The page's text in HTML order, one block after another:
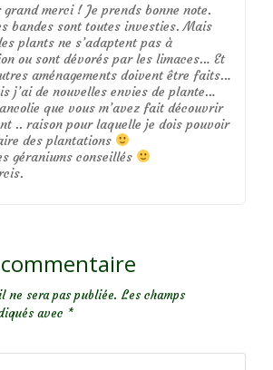
grand merci ! Je prends bonne note.
bandes sont toutes investies. Mais
plants ne s’adaptent pas à
ou sont dévorés par les limaces… Et
aménagements doivent être faits…
j’ai de nouvelles envies de plante…
que vous m’avez fait découvrir
.. raison pour laquelle je dois pouvoir
des plantations
géraniums conseillés
ne sera pas publiée. Les champs
avec *